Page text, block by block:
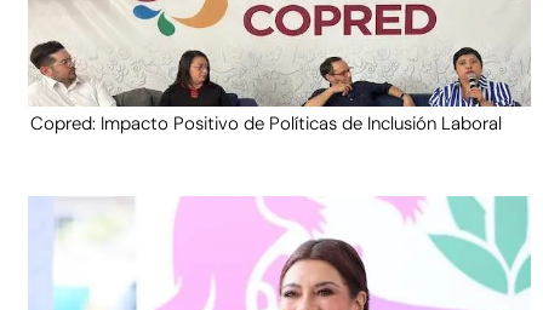
Copred: Impacto Positivo de Políticas de Inclusión Laboral